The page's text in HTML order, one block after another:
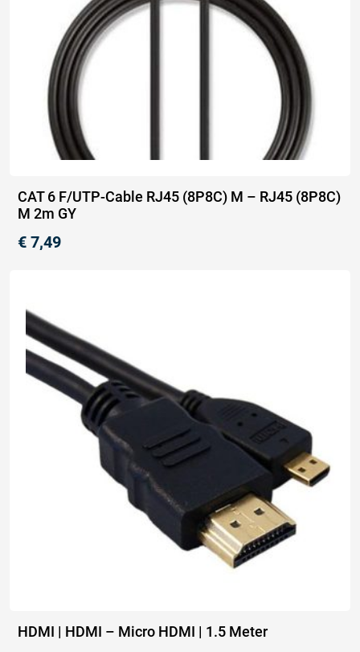
CAT 6 F/UTP-Cable RJ45 (8P8C) M – RJ45 (8P8C)
M 2m GY
€ 7,49
HDMI | HDMI – Micro HDMI | 1.5 Meter